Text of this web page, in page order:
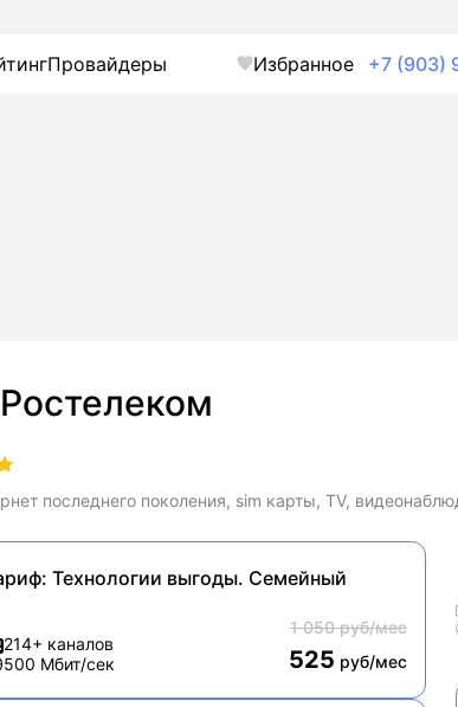
Провайдеры Избранное +7 (903)
Ростелеком
последнего поколения, sim карты, TV,
Технологии выгоды. Семейный
214+ каналов
500 Мбит/сек
1 050 руб/мес
525 руб/мес